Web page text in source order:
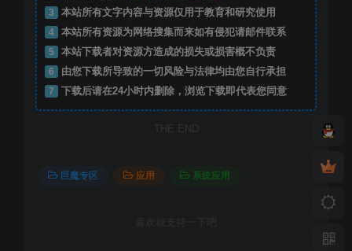
3
本站所有文字内容与资源仅用于教育和研究使用
4
本站所有资源为网络搜集而来如有侵犯请邮件联系
5
本站下载者对资源方造成的损失或损害概不负责
6
由您下载所导致的一切风险与法律均由您自行承担
7
下载后请在24小时内删除，浏览下载即代表您同意
THE END
巨魔专区 应用 系统应用
喜欢就支持一下吧